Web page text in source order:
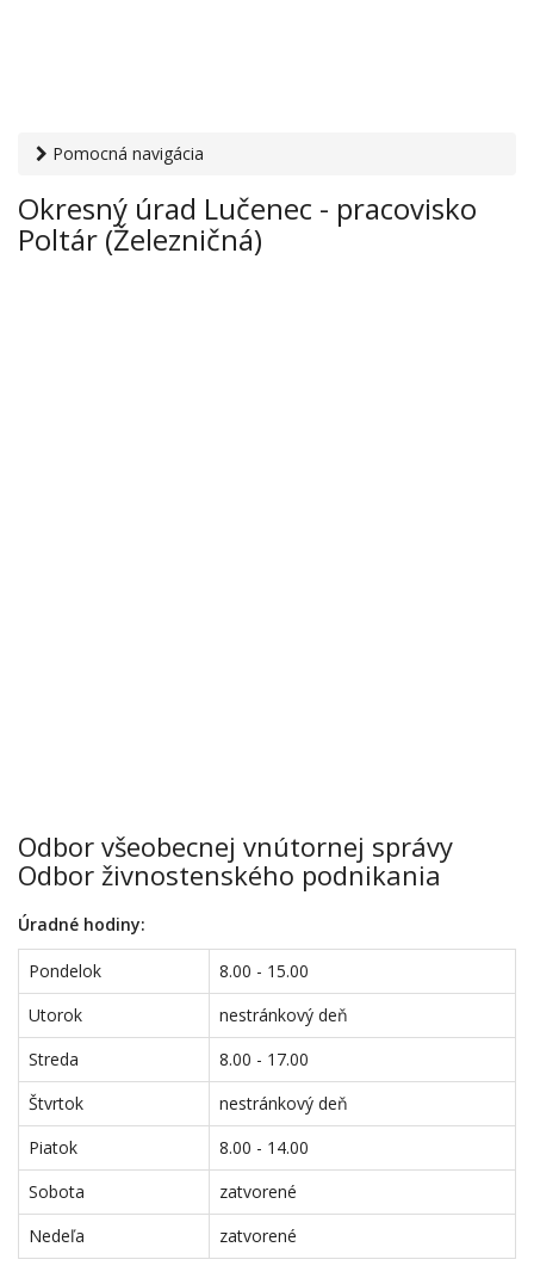
Pomocná navigácia
úrad Lučenec - pracovisko Poltár (Železničná)
Okresný úrad Lučenec - pracovisko
Poltár (Železničná)
Odbor všeobecnej vnútornej správy
Odbor živnostenského podnikania
Úradné hodiny:
Pondelok
8.00 - 15.00
Utorok
nestránkový deň
Streda
8.00 - 17.00
Štvrtok
nestránkový deň
Piatok
8.00 - 14.00
Sobota
zatvorené
Nedeľa
zatvorené